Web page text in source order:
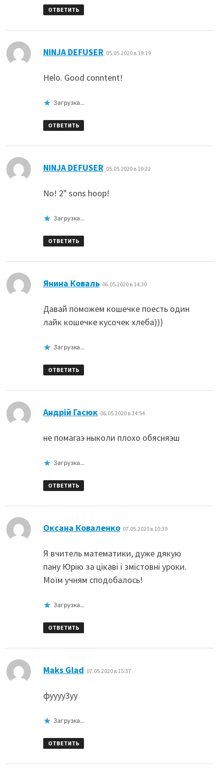
ОТВЕТИТЬ
NINJA DEFUSER 05.05.2020 в 19:19
Helo. Good conntent!
Загрузка...
ОТВЕТИТЬ
NINJA DEFUSER 05.05.2020 в 19:22
No! 2" sons hoop!
Загрузка...
ОТВЕТИТЬ
Янина Коваль 06.05.2020 в 14:30
Давай поможем кошечке поесть один
лайк кошечке кусочек хлеба)))
Загрузка...
ОТВЕТИТЬ
Андрій Гасюк 06.05.2020 в 14:54
не помагаэ ныколи плохо обясняэш
Загрузка...
ОТВЕТИТЬ
Оксана Коваленко: 07.05.2020 в 10:39
Я вчитель математики, дуже дякую
пану Юрію за цікаві і змістовні уроки.
Моїм учням сподобалось!
Загрузка...
ОТВЕТИТЬ
Maks Glad 07.05.2020 в 15:37
фуууу3уу
Загрузка...
ОТВЕТИТЬ